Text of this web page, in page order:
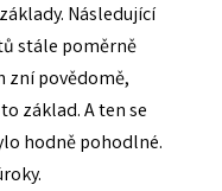
Následující
stále poměrně
zní povědomě,
základ. A ten se
hodně pohodlné.